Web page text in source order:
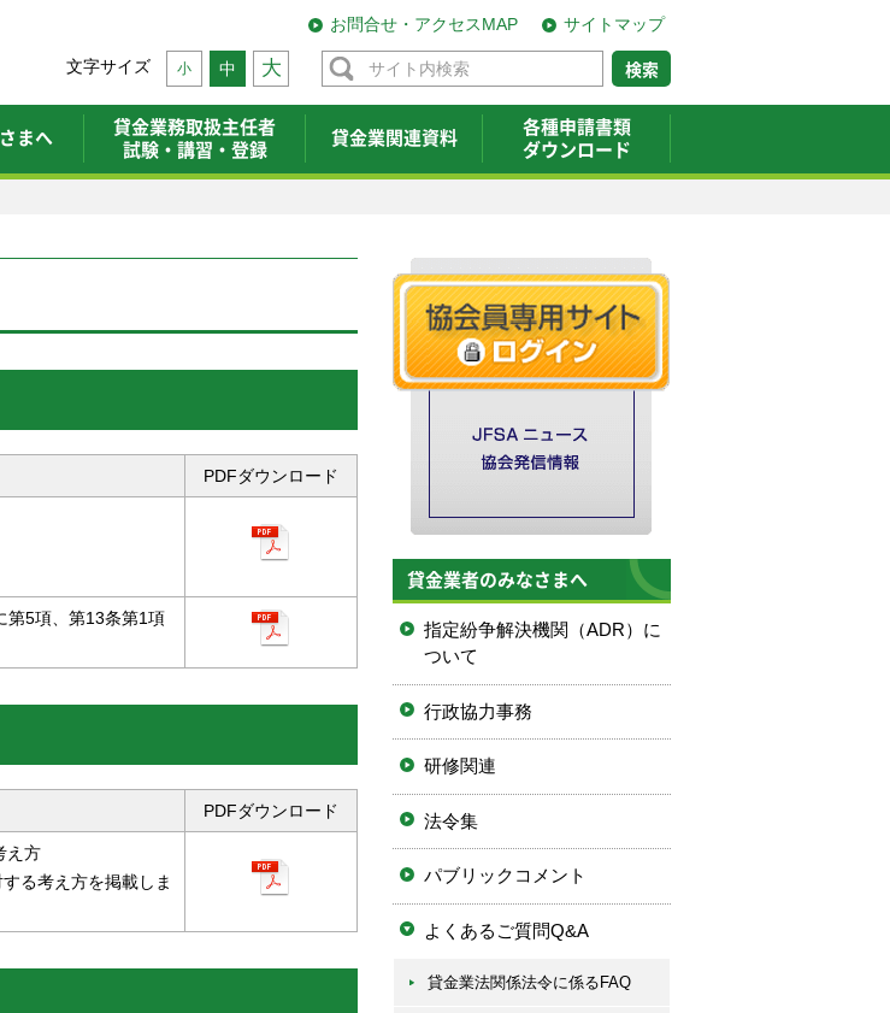
サイトマップ
お問合せ・アクセスMAP
文字サイズ 小 中 大
まへ
貸金業務取扱主任者
試験・講習・登録
貸金業関連資料
各種申請書類
ダウンロード
PDFダウンロード
第5項、第13条第1項
PDFダウンロード
え方
る考え方を掲載しま
貸金業者のみなさまへ
指定紛争解決機関（ADR）に
ついて
行政協力事務
研修関連
法令集
パブリックコメント
よくあるご質問Q&A
貸金業法関係法令に係るFAQ